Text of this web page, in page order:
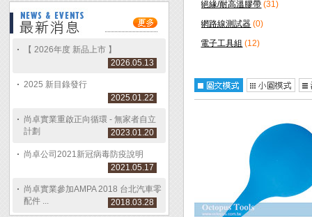
【 2026年度 新品上市 】
2026.05.13
2025 新目錄發行
2025.01.22
尚卓實業重啟正向循環 - 無家者自立
計劃
2023.01.20
尚卓公司2021新冠病毒防疫說明
2021.05.17
尚卓實業參加AMPA 2018 台北汽車零
配件 ...
2018.03.28
絕緣/耐高溫膠帶 (31)
網路線測試器 (0)
電子工具組 (12)